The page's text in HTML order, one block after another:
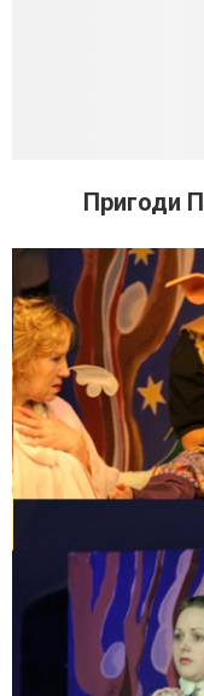
Пригоди